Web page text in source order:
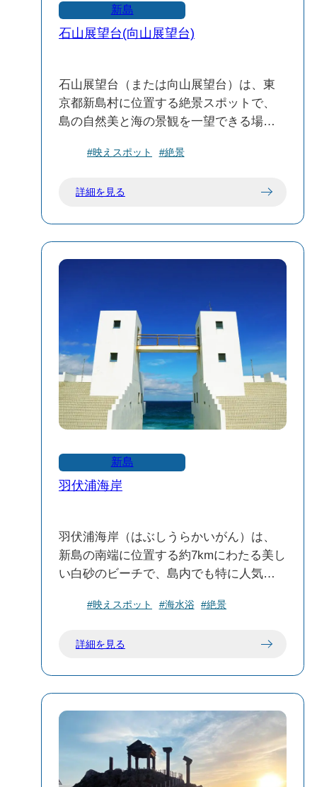
なものは各自で準備してください。
風対策：塔の上部は風が強いことがある
「光と風と波の塔」は、新島の自然と文
化を感じられるスポットです。訪れる際
は、展望やBBQを楽しみながら、島の魅
新島
石山展望台(向山展望台)
石山展望台（または向山展望台）は、東
京都新島村に位置する絶景スポットで、
島の自然美と海の景観を一望できる場所
るこの展望台は、特に夕日や星空の鑑賞
は美しいサンセットを楽しむことができ
星空観賞：周囲の光害が少ないため、夜
には満天の星空を堪能できます。
自然との調和：展望台周辺は自然に囲ま
れており、ハイキングや散策にも適した
場所です。
石山展望台（向山展望台）は、新島の自
好のスポットです。訪れる際は、周囲の
自然環境を大切にし、静かな時間を楽し
んでください。
#映えスポット #絶景
詳細を見る
新島
羽伏浦海岸
羽伏浦海岸（はぶしうらかいがん）は、
新島の南端に位置する約7kmにわたる美し
い白砂のビーチで、島内でも特に人気の
ーンの海と白い砂浜が織りなす景観は、
全域は遊泳禁止です（サーフィン・ボデ
長大な砂浜：約7kmにわたる白砂のビーチ
が広がり、散歩やジョギングに最適で
自然の美しさ：周囲には自然豊かな風景
#映えスポット #海水浴 #絶景
詳細を見る